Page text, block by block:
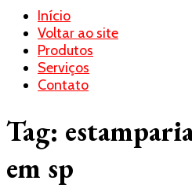
Lufaed
Início
Voltar ao site
Produtos
Serviços
Contato
Tag:
em sp